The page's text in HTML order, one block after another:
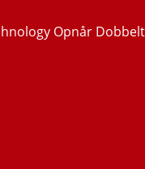
Opnår